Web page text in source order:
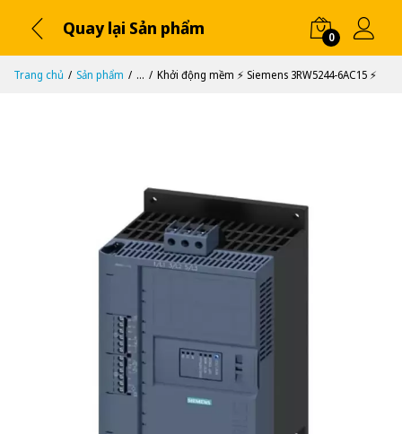
Quay lại Sản phẩm 0
Trang chủ Sản phẩm ... Khởi động mềm ⚡️ Siemens 3RW5244-6AC15 ⚡️